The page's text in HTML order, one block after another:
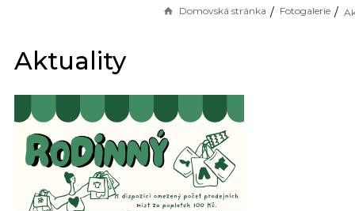
Domovská stránka Fotogalerie
Aktuality